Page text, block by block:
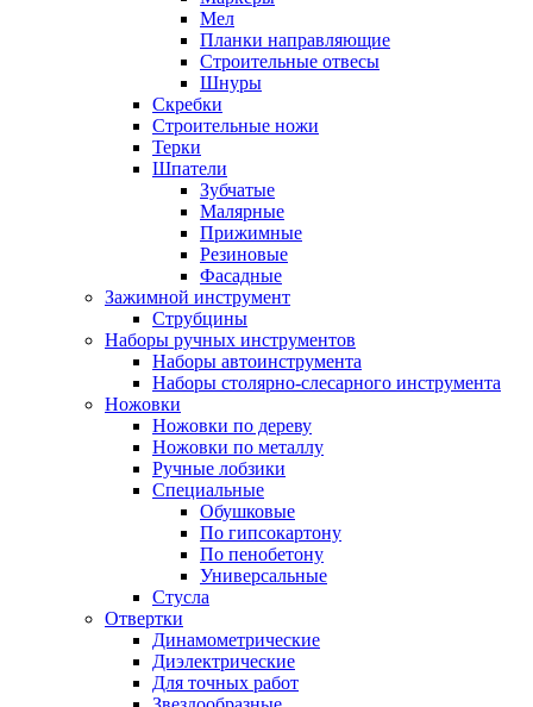
Мел
Планки направляющие
Строительные отвесы
Шнуры
Скребки
Строительные ножи
Терки
Шпатели
Зубчатые
Малярные
Прижимные
Резиновые
Фасадные
Зажимной инструмент
Струбцины
Наборы ручных инструментов
Наборы автоинструмента
Наборы столярно-слесарного инструмента
Ножовки
Ножовки по дереву
Ножовки по металлу
Ручные лобзики
Специальные
Обушковые
По гипсокартону
По пенобетону
Универсальные
Стусла
Отвертки
Динамометрические
Диэлектрические
Для точных работ